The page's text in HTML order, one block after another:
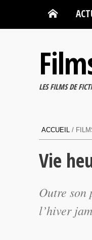
LES FILMS DE
ACCUEIL /
Vie
Outre son
l’hiver